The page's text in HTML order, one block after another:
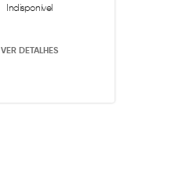
Indisponível
VER DETALHES